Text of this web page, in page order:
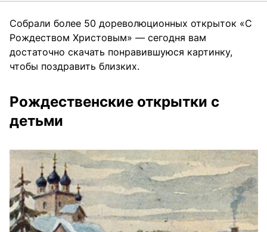
Собрали более 50 дореволюционных открыток «С
Рождеством Христовым» — сегодня вам
достаточно скачать понравившуюся картинку,
чтобы поздравить близких.
Рождественские открытки с
детьми